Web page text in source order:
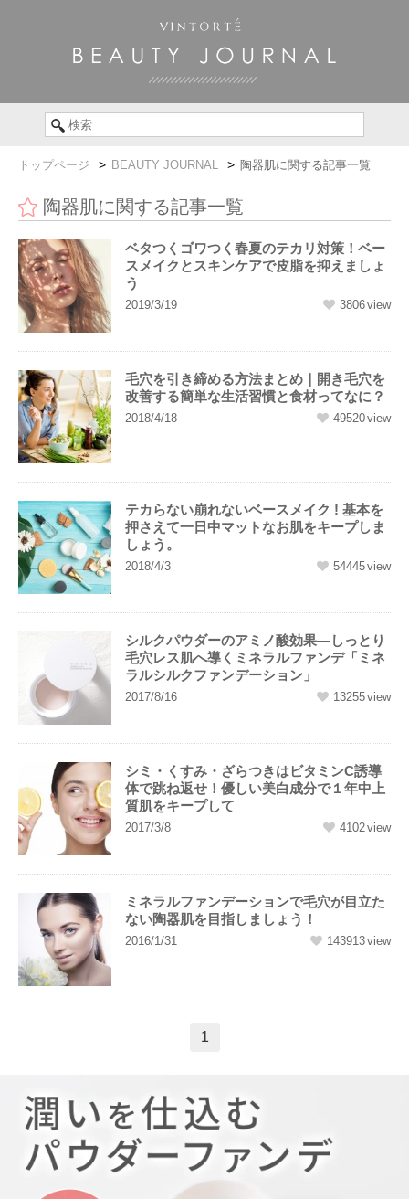
トップページ BEAUTY JOURNAL 陶器肌に関する記事一覧
陶器肌に関する記事一覧
ベタつくゴワつく春夏のテカリ対策！ベー
スメイクとスキンケアで皮脂を抑えましょ
う
2019/3/19 3806
毛穴を引き締める方法まとめ｜開き毛穴を
改善する簡単な生活習慣と食材ってなに？
2018/4/18 49520
テカらない崩れないベースメイク ! 基本を
押さえて一日中マットなお肌をキープしま
しょう。
2018/4/3 54445
シルクパウダーのアミノ酸効果―しっとり
毛穴レス肌へ導くミネラルファンデ「ミネ
ラルシルクファンデーション」
2017/8/16 13255
シミ・くすみ・ざらつきはビタミンC誘導
体で跳ね返せ！優しい美白成分で１年中上
質肌をキープして
2017/3/8 4102
ミネラルファンデーションで毛穴が目立た
ない陶器肌を目指しましょう！
2016/1/31 143913
1